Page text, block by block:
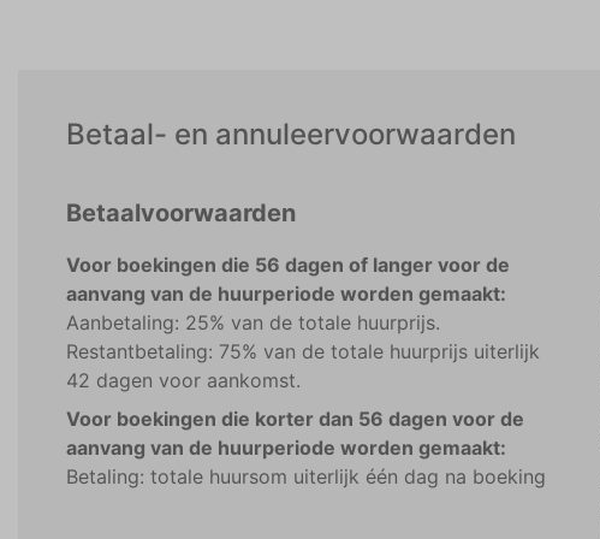
Betaal- en annuleervoorwaarden
Betaalvoorwaarden
Voor boekingen die 56 dagen of langer voor de
aanvang van de huurperiode worden gemaakt:
Aanbetaling: 25% van de totale huurprijs.
Restantbetaling: 75% van de totale huurprijs uiterlijk
42 dagen voor aankomst.
Voor boekingen die korter dan 56 dagen voor de
aanvang van de huurperiode worden gemaakt:
Betaling: totale huursom uiterlijk één dag na boeking